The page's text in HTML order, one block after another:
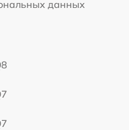
данных